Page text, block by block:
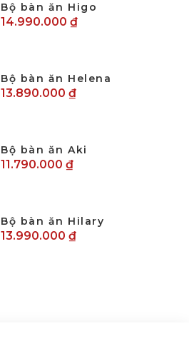
Bộ bàn ăn Higo
14.990.000 ₫
Bộ bàn ăn Helena
13.890.000 ₫
Bộ bàn ăn Aki
11.790.000 ₫
Bộ bàn ăn Hilary
13.990.000 ₫